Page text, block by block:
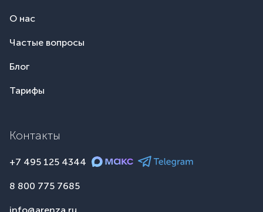
О нас
Частые вопросы
Блог
Тарифы
Контакты
+7 495 125 4344
8 800 775 7685